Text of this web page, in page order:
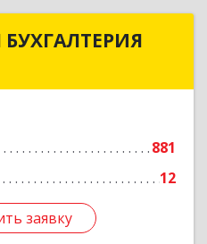
881
12
заявку
БУХГАЛТЕРИЯ
Подробнее
заявку